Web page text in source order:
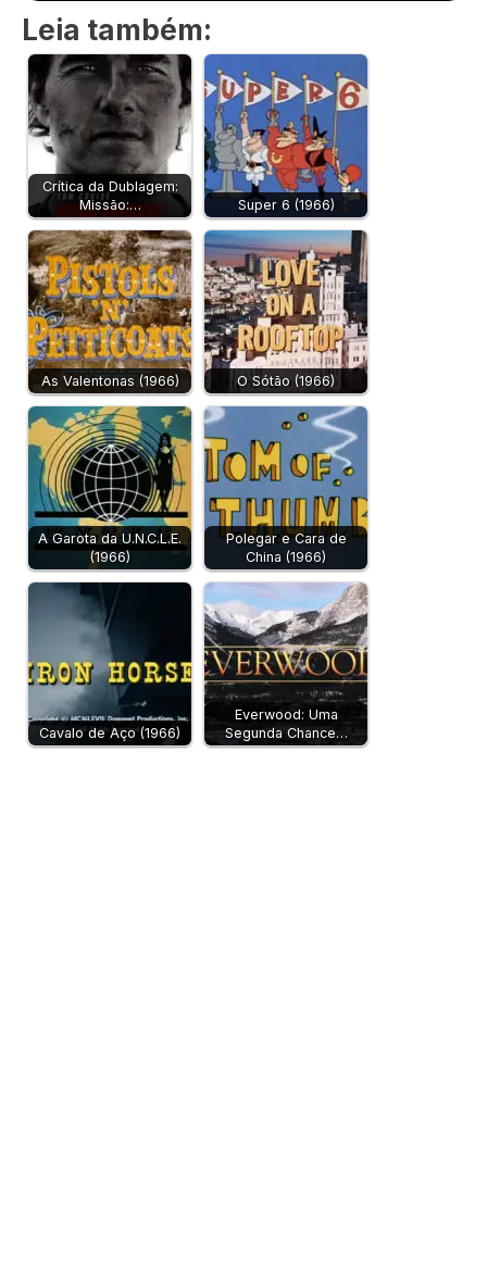
Leia também:
Crítica da Dublagem:
Missão:…
Super 6 (1966)
As Valentonas (1966) O Sótão (1966)
A Garota da U.N.C.L.E.
(1966)
Polegar e Cara de
China (1966)
Cavalo de Aço (1966)
Everwood: Uma
Segunda Chance…